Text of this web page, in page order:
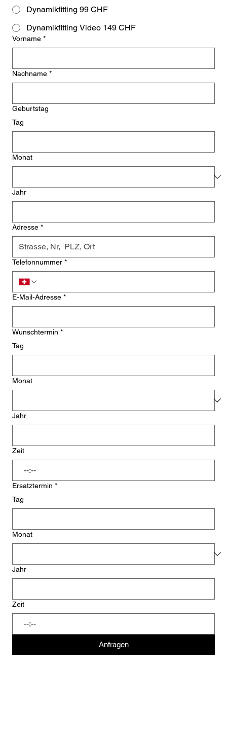
Dynamikfitting 99 CHF
Dynamikfitting Video 149 CHF
Vorname *
Nachname *
Geburtstag
Tag
Monat
Jahr
Adresse *
Telefonnummer *
E-Mail-Adresse *
Wunschtermin *
Tag
Monat
Jahr
Zeit
:
Ersatztermin *
Tag
Monat
Jahr
Zeit
:
Anfragen